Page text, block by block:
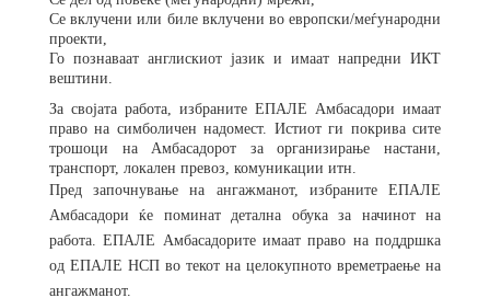
Се вклучени или биле вклучени во европски/меѓународни
проекти,
Го познаваат англискиот јазик и имаат напредни ИКТ
вештини.
За својата работа, избраните ЕПАЛЕ Амбасадори имаат
право на симболичен надомест. Истиот ги покрива сите
трошоци на Амбасадорот за организирање настани,
транспорт, локален превоз, комуникации итн.
Пред започнување на ангажманот, избраните ЕПАЛЕ
Амбасадори ќе поминат детална обука за начинот на
работа. ЕПАЛЕ Амбасадорите имаат право на поддршка
од ЕПАЛЕ НСП во текот на целокупното времетраење на
ангажманот.